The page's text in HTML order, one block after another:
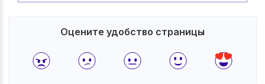
Оцените удобство страницы